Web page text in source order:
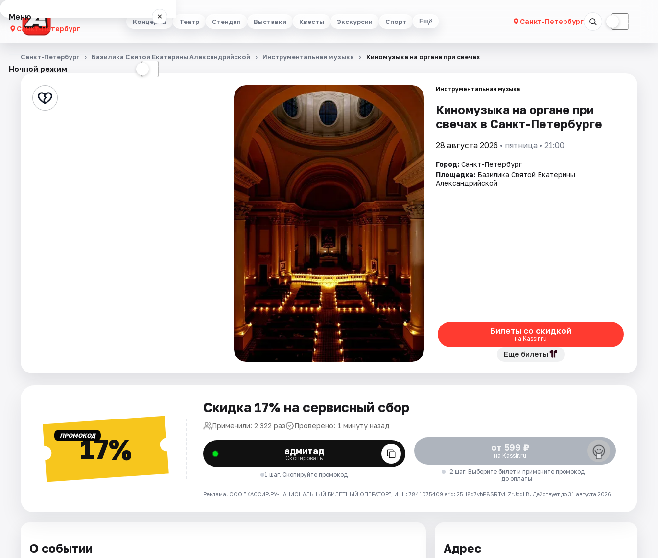
Концерты Театр Стендап Выставки Квесты Экскурсии Спорт Ещё Санкт-Петербург ☾
Меню ×
Санкт-Петербург
Концерты
Стендап
Ночной режим ☾
Санкт-Петербург Базилика Святой Екатерины Александрийской Инструментальная музыка Киномузыка на органе при свечах
Инструментальная музыка
Киномузыка на органе при
свечах в Санкт-Петербурге
28 августа 2026 • пятница • 21:00
Город: Санкт-Петербург
Площадка: Базилика Святой Екатерины
Александрийской
Билеты со скидкой
на Kassir.ru
Еще билеты
ПРОМОКОД17%
Скидка 17% на сервисный сбор
Применили: 2 322 раз Проверено: 1 минуту назад
адмитад
Скопировать
1 шаг. Скопируйте промокод
от 599 ₽
на Kassir.ru
2 шаг. Выберите билет и примените промокод
до оплаты
Реклама. ООО "КАССИР.РУ-НАЦИОНАЛЬНЫЙ БИЛЕТНЫЙ ОПЕРАТОР", ИНН: 7841075409 erid: 25H8d7vbP8SRTvHZrUcdLB. Действует до 31 августа 2026
О событии Адрес